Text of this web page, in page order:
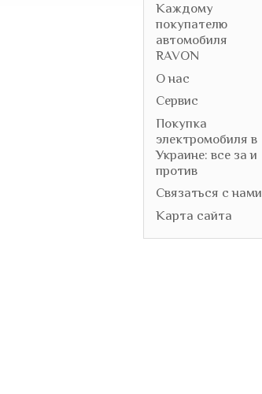
Каждому
покупателю
автомобиля
RAVON
О нас
Сервис
Покупка
электромобиля в
Украине: все за и
против
Связаться с нами
Карта сайта